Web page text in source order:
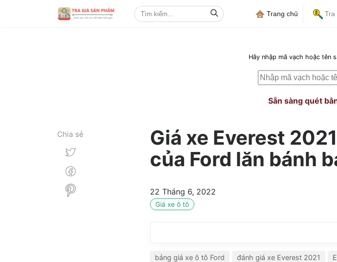
Trang chủ Tra
Hãy nhập mã vạch hoặc tên
Sẵn sàng quét
Chia sẻ
Giá xe Everest
của Ford lăn bánh
22 Tháng 6, 2022
Giá xe ô tô
bảng giá xe ô tô Ford đánh giá xe Everest 2021